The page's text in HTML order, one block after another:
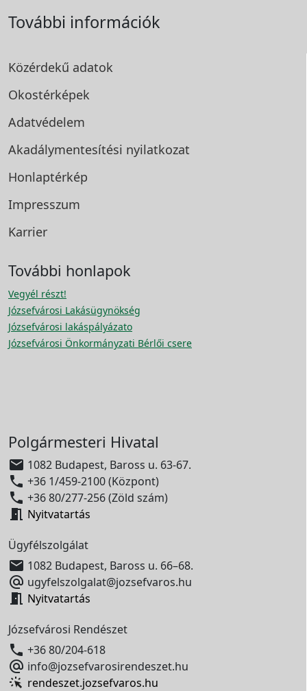
További információk
Közérdekű adatok
Okostérképek
Adatvédelem
Akadálymentesítési nyilatkozat
Honlaptérkép
Impresszum
Karrier
További honlapok
Vegyél részt!
Józsefvárosi Lakásügynökség
Józsefvárosi lakáspályázato
Józsefvárosi Önkormányzati Bérlői csere
Polgármesteri Hivatal
 1082 Budapest, Baross u. 63-67.
 +36 1/459-2100 (Központ)
 +36 80/277-256 (Zöld szám)
 Nyitvatartás
Ügyfélszolgálat
 1082 Budapest, Baross u. 66–68.
 ugyfelszolgalat@jozsefvaros.hu
 Nyitvatartás
Józsefvárosi Rendészet
 +36 80/204-618
 info@jozsefvarosirendeszet.hu
rendeszet.jozsefvaros.hu